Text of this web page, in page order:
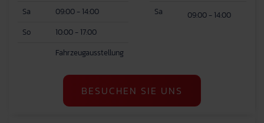
Sa
09:00 - 14:00
So
10:00 - 17:00
Fahrzeugausstellung
Sa
09:00 - 14:00
BESUCHEN SIE UNS